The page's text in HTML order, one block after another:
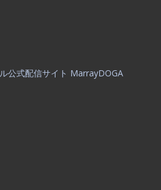
公式配信サイト MarrayDOGA